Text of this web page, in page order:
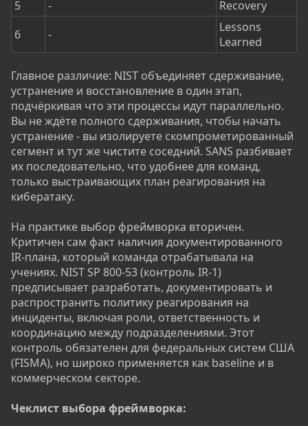
5 -
Recovery
6
-
Lessons
Learned
Главное различие: NIST объединяет сдерживание,
устранение и восстановление в один этап,
подчёркивая что эти процессы идут параллельно.
Вы не ждёте полного сдерживания, чтобы начать
устранение - вы изолируете скомпрометированный
сегмент и тут же чистите соседний. SANS разбивает
их последовательно, что удобнее для команд,
только выстраивающих план реагирования на
кибератаку.
На практике выбор фреймворка вторичен.
Критичен сам факт наличия документированного
IR-плана, который команда отрабатывала на
учениях. NIST SP 800-53 (контроль IR-1)
предписывает разработать, документировать и
распространить политику реагирования на
инциденты, включая роли, ответственность и
координацию между подразделениями. Этот
контроль обязателен для федеральных систем США
(FISMA), но широко применяется как baseline и в
коммерческом секторе.
Чеклист выбора фреймворка: